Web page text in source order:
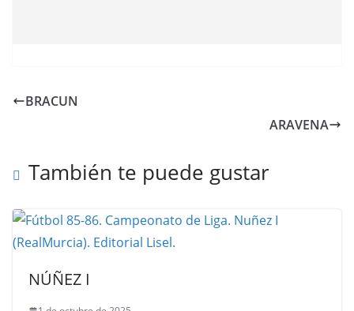
BRACUN
ARAVENA
También te puede gustar
NÚÑEZ I